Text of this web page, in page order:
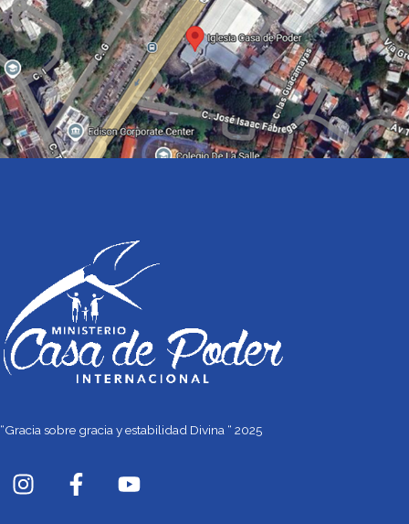
“Gracia sobre gracia y estabilidad Divina “ 2025
I
n
F
a
Y
o